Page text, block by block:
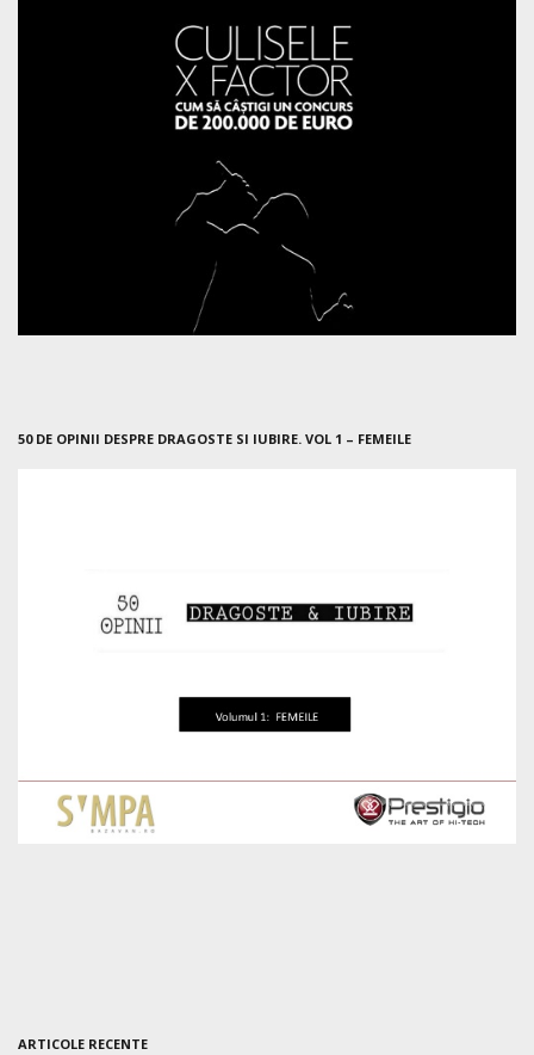
50 DE OPINII DESPRE DRAGOSTE SI IUBIRE. VOL 1 – FEMEILE
ARTICOLE RECENTE